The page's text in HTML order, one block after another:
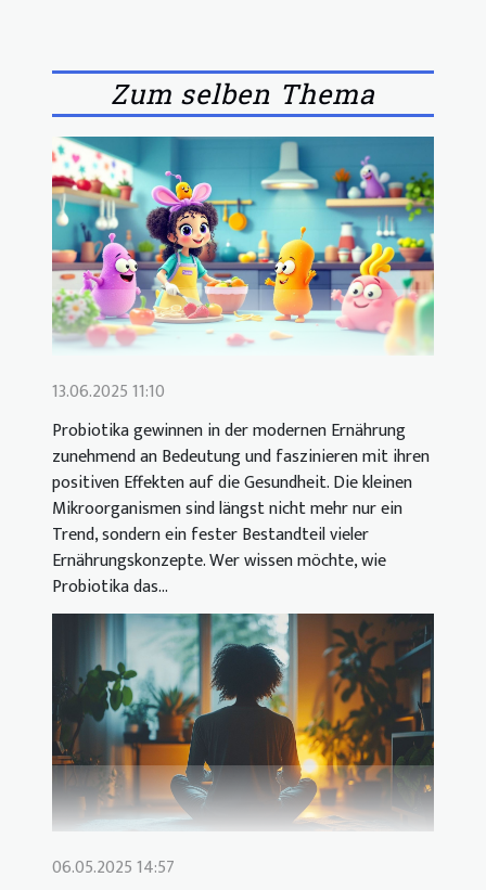
Zum selben Thema
13.06.2025 11:10
Probiotika gewinnen in der modernen Ernährung
zunehmend an Bedeutung und faszinieren mit ihren
positiven Effekten auf die Gesundheit. Die kleinen
Mikroorganismen sind längst nicht mehr nur ein
Trend, sondern ein fester Bestandteil vieler
Ernährungskonzepte. Wer wissen möchte, wie
Probiotika das...
06.05.2025 14:57